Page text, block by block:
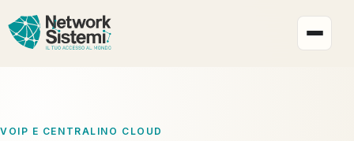
VOIP E CENTRALINO CLOUD